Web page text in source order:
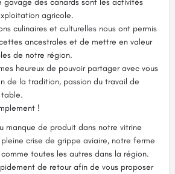
agricole.
culinaires et culturelles nous ont permis
ancestrales et de mettre en valeur
de notre région.
heureux de pouvoir partager avec vous
de la tradition, passion du travail de
table.
!
manque de produit dans notre vitrine
crise de grippe aviaire, notre ferme
toutes les autres dans la région.
de retour afin de vous proposer